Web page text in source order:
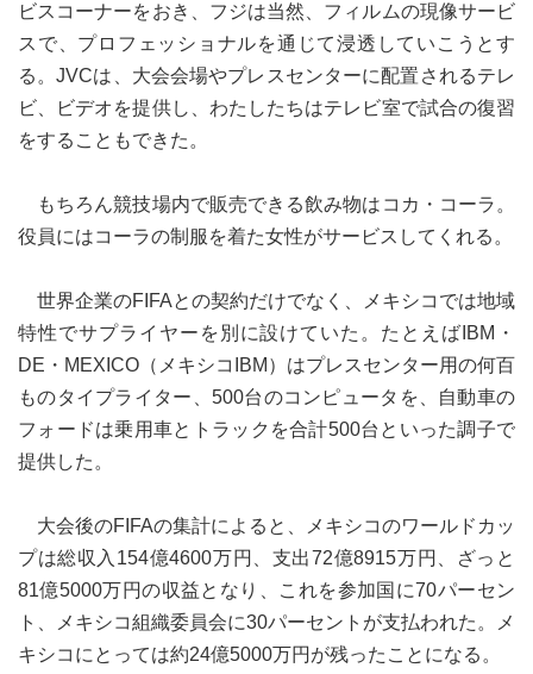
ビスコーナーをおき、フジは当然、フィルムの現像サービ
スで、プロフェッショナルを通じて浸透していこうとす
る。JVCは、大会会場やプレスセンターに配置されるテレ
ビ、ビデオを提供し、わたしたちはテレビ室で試合の復習
をすることもできた。
もちろん競技場内で販売できる飲み物はコカ・コーラ。
役員にはコーラの制服を着た女性がサービスしてくれる。
世界企業のFIFAとの契約だけでなく、メキシコでは地域
特性でサプライヤーを別に設けていた。たとえばIBM・
DE・MEXICO（メキシコIBM）はプレスセンター用の何百
ものタイプライター、500台のコンピュータを、自動車の
フォードは乗用車とトラックを合計500台といった調子で
提供した。
大会後のFIFAの集計によると、メキシコのワールドカッ
プは総収入154億4600万円、支出72億8915万円、ざっと
81億5000万円の収益となり、これを参加国に70パーセン
ト、メキシコ組織委員会に30パーセントが支払われた。メ
キシコにとっては約24億5000万円が残ったことになる。